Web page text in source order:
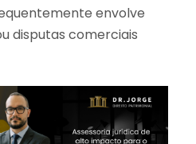
envolve
disputas comerciais